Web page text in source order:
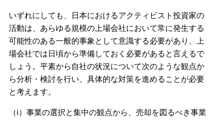
いずれにしても、日本におけるアクティビスト投資家の
活動は、あらゆる規模の上場会社において常に発生する
可能性のある一般的事象として意識する必要があり、上
場会社では日頃から準備しておく必要があると言えるで
しょう。平素から自社の状況について次のような観点か
ら分析・検討を行い、具体的な対策を進めることが必要
と考えます。
（i）事業の選択と集中の観点から、売却を図るべき事業